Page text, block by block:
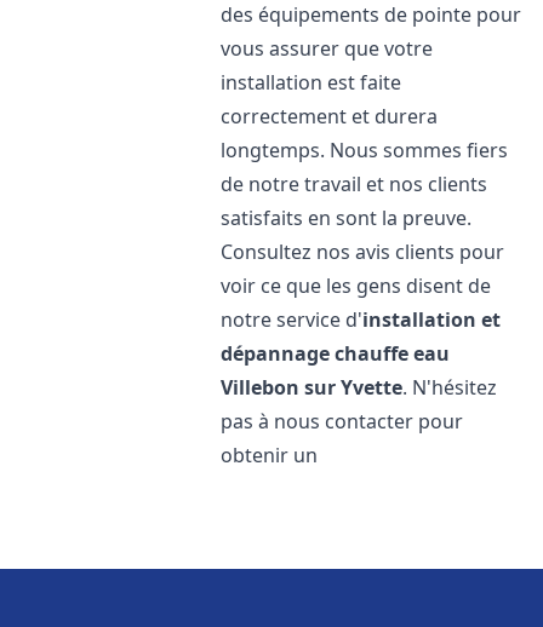
des équipements de pointe pour
vous assurer que votre
installation est faite
correctement et durera
longtemps. Nous sommes fiers
de notre travail et nos clients
satisfaits en sont la preuve.
Consultez nos avis clients pour
voir ce que les gens disent de
notre service d'installation et
dépannage chauffe eau
Villebon sur Yvette. N'hésitez
pas à nous contacter pour
obtenir un